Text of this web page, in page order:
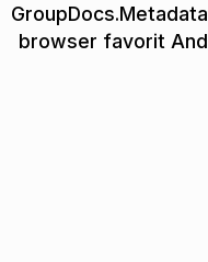
browser favorit